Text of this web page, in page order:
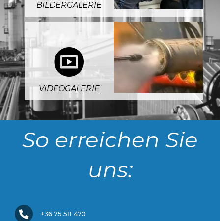
BILDERGALERIE
5
VIDEOGALERIE
So erreichen Sie
uns:
+36 75 511 470